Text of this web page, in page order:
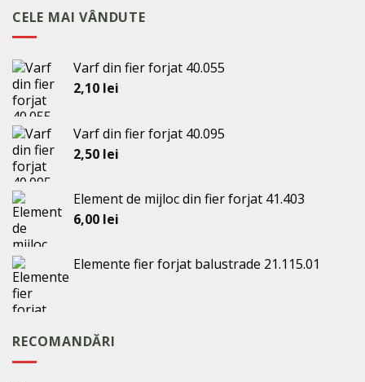
fost:
32,00 lei.
CELE MAI VÂNDUTE
Varf din fier forjat 40.055
2,10 lei
Varf din fier forjat 40.095
2,50 lei
Element de mijloc din fier forjat 41.403
6,00 lei
Elemente fier forjat balustrade 21.115.01
RECOMANDĂRI